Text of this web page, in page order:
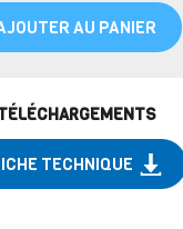
AU PANIER
TECHNIQUE